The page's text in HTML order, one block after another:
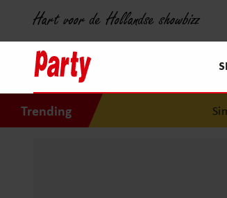
Hart voor de Hollandse showbizz
Trending